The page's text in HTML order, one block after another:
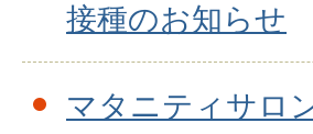
接種のお知らせ
マタニティサロ